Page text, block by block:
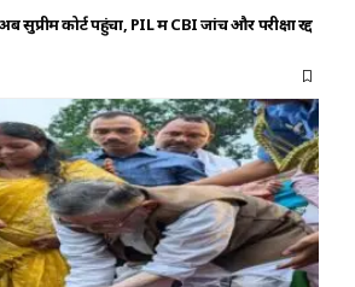
अब सुप्रीम कोर्ट पहुंचा, PIL में CBI जांच और परीक्षा रद्द